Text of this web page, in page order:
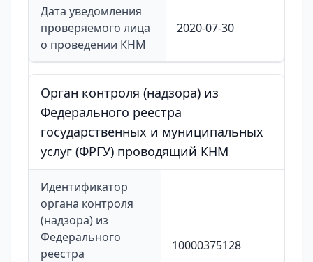
Дата уведомления
проверяемого лица
о проведении КНМ
2020-07-30
Орган контроля (надзора) из
Федерального реестра
государственных и муниципальных
услуг (ФРГУ) проводящий КНМ
Идентификатор
органа контроля
(надзора) из
Федерального
реестра
10000375128